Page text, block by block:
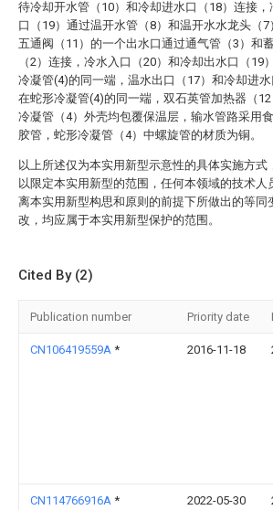
待冷却开水管（10）和冷却进水口（18）连接，
口（19）通过温开水管（8）和温开水水龙头（7
五通阀（11）的一个出水口通过通气管（3）和
（2）连接，冷水入口（20）和冷却出水口（19
冷凝管(4)的同一端，温水出口（17）和冷却进水
在蛇形冷凝管(4)的同一端，双石英管加热器（
冷凝管（4）外壳均包覆保温层，输水管路采用
胶管，蛇形冷凝管（4）中螺旋管的材质为铜。
以上所述仅为本实用新型示意性的具体实施方式
以限定本实用新型的范围，任何本领域的技术人
离本实用新型构思和原则的前提下所做出的等同
改，均应属于本实用新型保护的范围。
Cited By (2)
Publication number Priority date
CN106419559A * 2016-11-18
CN114766916A * 2022-05-30